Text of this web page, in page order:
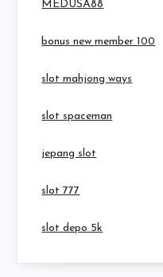
MEDUSA88
bonus new member 100
slot mahjong ways
slot spaceman
jepang slot
slot 777
slot depo 5k